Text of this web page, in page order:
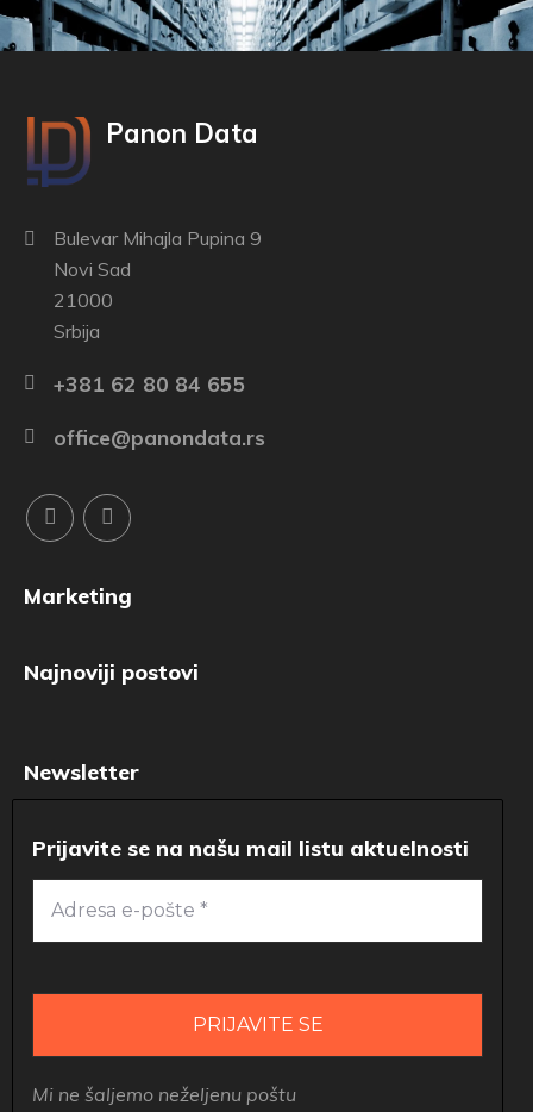
Panon Data
Bulevar Mihajla Pupina 9
Novi Sad
21000
Srbija
+381 62 80 84 655
office@panondata.rs
Marketing
Najnoviji postovi
Newsletter
Prijavite se na našu mail listu aktuelnosti
Mi ne šaljemo neželjenu poštu